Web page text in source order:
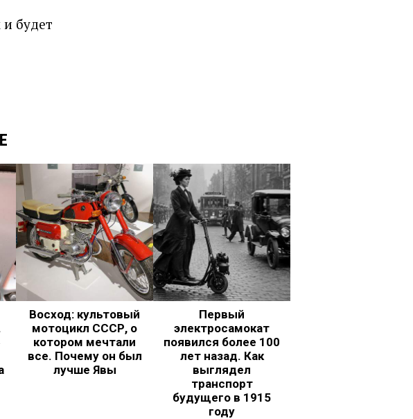
будет
Восход: культовый
мотоцикл СССР, о
котором мечтали
все. Почему он был
лучше Явы
Первый
электросамокат
появился более 100
лет назад. Как
выглядел
транспорт
будущего в 1915
году